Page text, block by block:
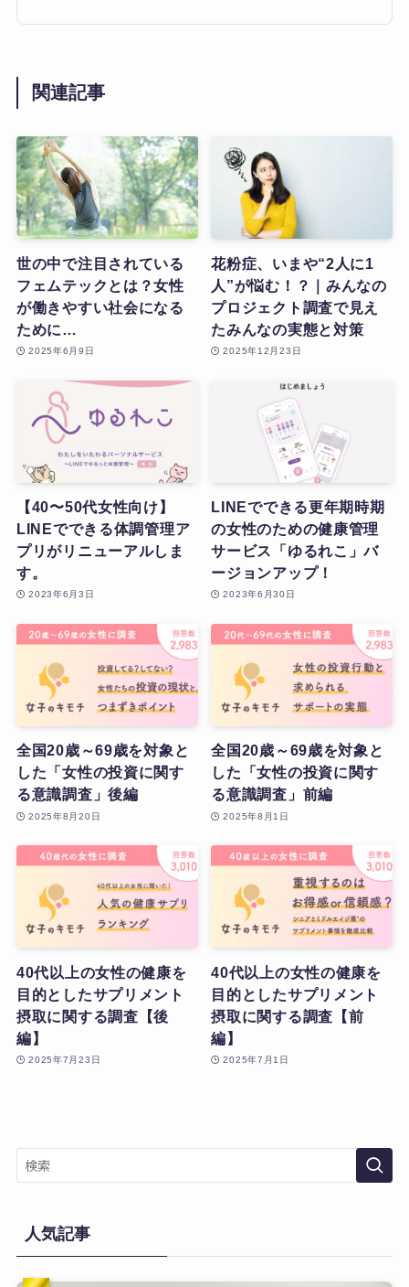
関連記事
世の中で注目されている
フェムテックとは？女性
が働きやすい社会になる
ために…
2025年6月9日
花粉症、いまや“2人に1
人”が悩む！？｜みんなの
プロジェクト調査で見え
たみんなの実態と対策
2025年12月23日
【40〜50代女性向け】
LINEでできる体調管理ア
プリがリニューアルしま
す。
2023年6月3日
LINEでできる更年期時期
の女性のための健康管理
サービス「ゆるれこ」バ
ージョンアップ！
2023年6月30日
全国20歳～69歳を対象と
した「女性の投資に関す
る意識調査」後編
2025年8月20日
全国20歳～69歳を対象と
した「女性の投資に関す
る意識調査」前編
2025年8月1日
40代以上の女性の健康を
目的としたサプリメント
摂取に関する調査【後
編】
2025年7月23日
40代以上の女性の健康を
目的としたサプリメント
摂取に関する調査【前
編】
2025年7月1日
人気記事